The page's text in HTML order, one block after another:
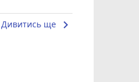
Дивитись ще keyboard_arrow_right